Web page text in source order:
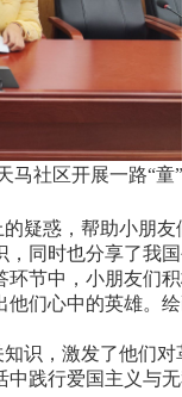
马社区开展一路“童
疑惑，帮助小朋友
同时也分享了我国
节中，小朋友们
们心中的英雄。
识，激发了他们
践行爱国主义与无